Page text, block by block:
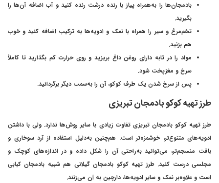
بادمجان‌ها را به‌همراه پیاز با رنده درشت رنده کنید و آب اضافه آن‌ها را
بگیرید.
تخم‌مرغ و سیر را همراه با نمک و ادویه‌ها به ترکیب اضافه کنید و خوب
هم بزنید.
مواد را در تابه دارای روغن داغ بریزید و روی حرارت کم بگذارید تا کاملاً
سرخ و مغزپخت شود.
پس از سرخ شدن یک طرف کوکو، آن را به‌سمت دیگر برگردانید.
طرز تهیه کوکو بادمجان تبریزی
طرز تهیه کوکو بادمجان تبریزی تفاوت زیادی با سایر روش‌ها ندارد. ولی با داشتن
ادویه‌های متنوع‌تر، خوشمزه‌تر است. هم‌چنین به‌دلیل استفاده از آرد سوخاری و
بافت منسجم‌تر، می‌توانید به‌راحتی آن را شکل داده و در اندازه‌های کوچک و
مجلسی درست کنید. طرز تهیه کوکو بادمجان گیلانی هم شبیه بادمجان کبابی
است و علاوه‌بر نمک و سایر ادویه‌ها، دارچین به آن می‌زنند.